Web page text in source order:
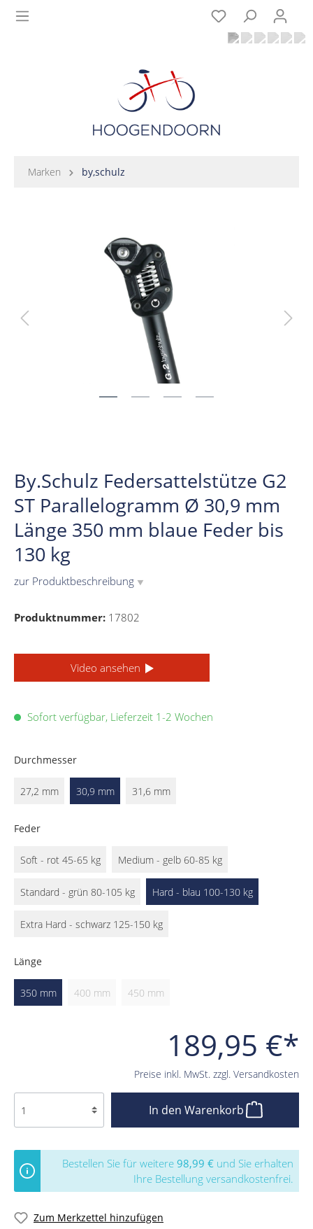
Marken by,schulz
By.Schulz Federsattelstütze G2
ST Parallelogramm Ø 30,9 mm
Länge 350 mm blaue Feder bis
130 kg
zur Produktbeschreibung ▼
Produktnummer: 17802
Video ansehen
189,95 €*
Preise inkl. MwSt. zzgl. Versandkosten
Sofort verfügbar, Lieferzeit 1-2 Wochen
Durchmesser
27,2 mm 30,9 mm 31,6 mm
Feder
Soft - rot 45-65 kg Medium - gelb 60-85 kg
Standard - grün 80-105 kg Hard - blau 100-130 kg
Extra Hard - schwarz 125-150 kg
Länge
350 mm 400 mm 450 mm
In den Warenkorb
Bestellen Sie für weitere 98,99 € und Sie erhalten
Ihre Bestellung versandkostenfrei.
Zum Merkzettel hinzufügen